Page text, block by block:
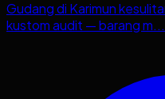
Gudang di Karimun
kustom audit — barang m...